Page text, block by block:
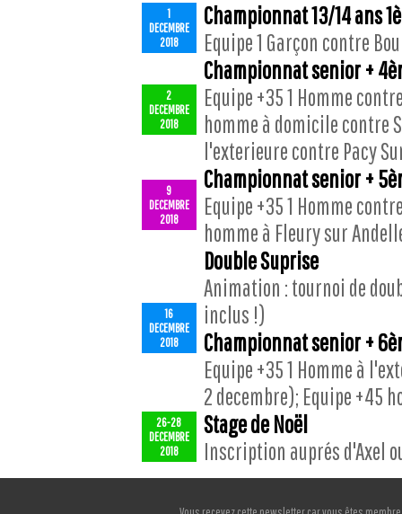
1
DECEMBRE
2018
Championnat 13/14 ans
Equipe 1 Garçon contre
2
DECEMBRE
2018
Championnat senior +
Equipe +35 1 Homme
homme à domicile contre
l'exterieure contre Pacy
9
DECEMBRE
2018
Championnat senior +
Equipe +35 1 Homme
homme à Fleury sur
16
DECEMBRE
2018
Double Suprise
Animation : tournoi de
inclus !)
Championnat senior +
Equipe +35 1 Homme à
2 decembre); Equipe +45
26-28
DECEMBRE
2018
Stage de Noël
Inscription auprés d'Axel